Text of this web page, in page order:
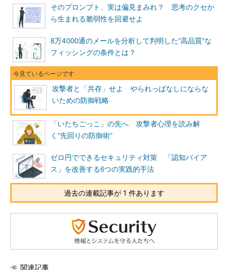
そのプロンプト、実は偏見まみれ？ 思考のクセか
ら生まれる脆弱性を回避せよ
8万4000通のメールを分析して判明した“高品質”な
フィッシングの条件とは？
攻撃者と「共存」せよ やられっぱなしにならな
いための防御戦略
「いたちごっこ」の先へ 攻撃者心理を読み解
く“先回りの防御術”
ゼロ円でできるセキュリティ対策 「認知バイア
ス」を改善する6つの実践的手法
過去の連載記事が 1 件あります
関連記事